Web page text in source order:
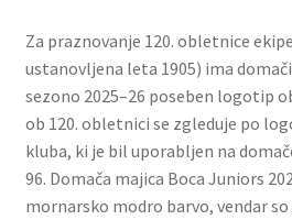
Za praznovanje 120. obletnice
ustanovljena leta 1905) ima
sezono 2025–26 poseben logotip
ob 120. obletnici se zgleduje po
kluba, ki je bil uporabljen na
96. Domača majica Boca Juniors
mornarsko modro barvo, vendar